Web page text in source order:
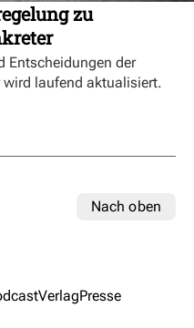
zu
Entscheidungen der
wird laufend aktualisiert.
Nach oben
VerlagPresse